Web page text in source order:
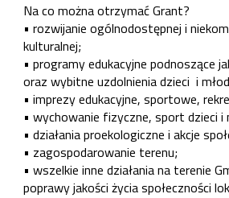
Na co można otrzymać Grant?
• rozwijanie ogólnodostępnej i
kulturalnej;
• programy edukacyjne podnoszące
oraz wybitne uzdolnienia dzieci i
• imprezy edukacyjne, sportowe,
• wychowanie fizyczne, sport dzieci i
• działania proekologiczne i akcje
• zagospodarowanie terenu;
• wszelkie inne działania na terenie
poprawy jakości życia społeczności